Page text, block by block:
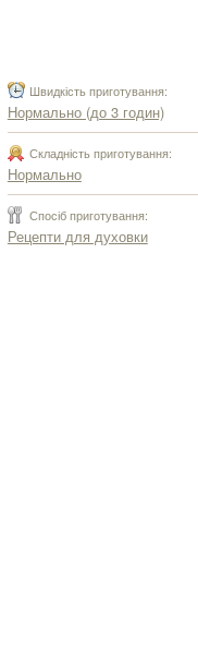
Швидкість приготування:
Нормально (до 3 годин)
Складність приготування:
Нормально
Спосіб приготування:
Рецепти для духовки